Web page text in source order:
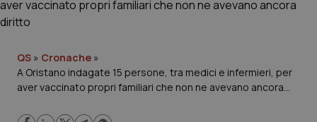
Cronache
Governo e Parlamento
Regioni e Asl
QS » Cronache »
A Oristano indagate 15 persone, tra medici e infermieri, per
aver vaccinato propri familiari che non ne avevano ancora